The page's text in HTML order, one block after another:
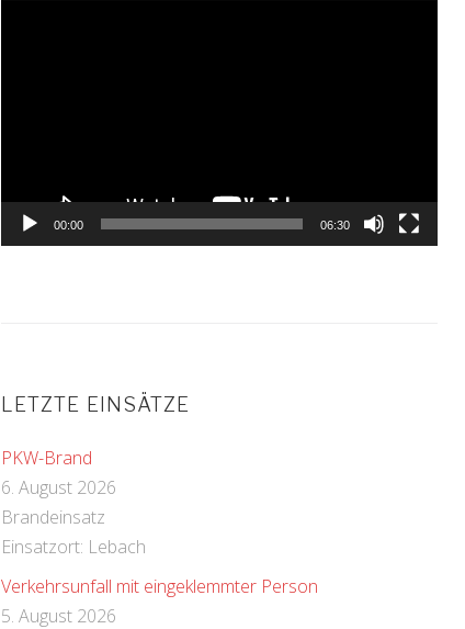
00:00 06:30
LETZTE EINSÄTZE
PKW-Brand
6. August 2026
Brandeinsatz
Einsatzort: Lebach
Verkehrsunfall mit eingeklemmter Person
5. August 2026